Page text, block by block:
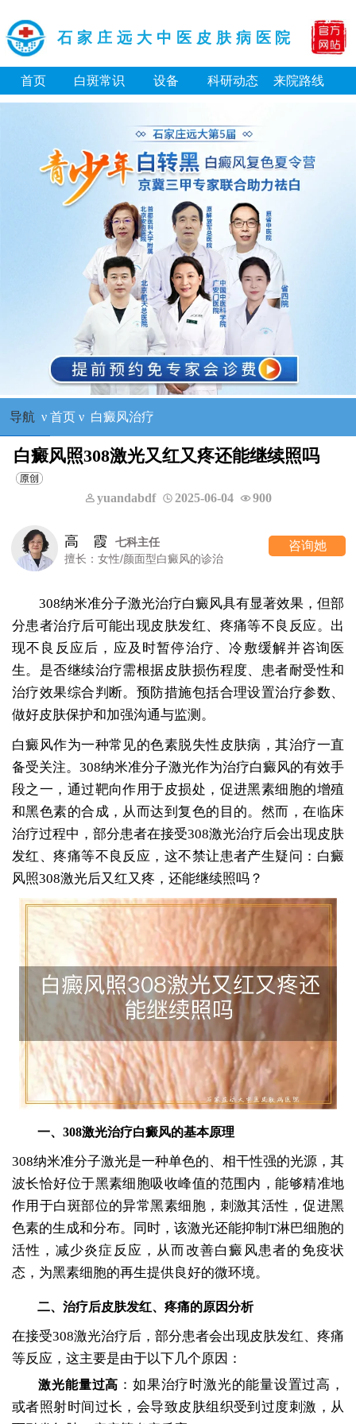
石家庄远大中医皮肤病医院
首页 白斑常识 设备 科研动态 来院路线
导航 ν 首页ν 白癜风治疗
白癜风照308激光又红又疼还能继续照吗
yuandabdf 2025-06-04 900
风的诊治
咨询她 王树申
一科主任
擅长：外科手术治
308纳米准分子激光治疗白癜风具有显著效果，但部
分患者治疗后可能出现皮肤发红、疼痛等不良反应。出
现不良反应后，应及时暂停治疗、冷敷缓解并咨询医
生。是否继续治疗需根据皮肤损伤程度、患者耐受性和
治疗效果综合判断。预防措施包括合理设置治疗参数、
做好皮肤保护和加强沟通与监测。
白癜风作为一种常见的色素脱失性皮肤病，其治疗一直
备受关注。308纳米准分子激光作为治疗白癜风的有效手
段之一，通过靶向作用于皮损处，促进黑素细胞的增殖
和黑色素的合成，从而达到复色的目的。然而，在临床
治疗过程中，部分患者在接受308激光治疗后会出现皮肤
发红、疼痛等不良反应，这不禁让患者产生疑问：白癜
风照308激光后又红又疼，还能继续照吗？
一、308激光治疗白癜风的基本原理
308纳米准分子激光是一种单色的、相干性强的光源，其
波长恰好位于黑素细胞吸收峰值的范围内，能够精准地
作用于白斑部位的异常黑素细胞，刺激其活性，促进黑
色素的生成和分布。同时，该激光还能抑制T淋巴细胞的
活性，减少炎症反应，从而改善白癜风患者的免疫状
态，为黑素细胞的再生提供良好的微环境。
二、治疗后皮肤发红、疼痛的原因分析
在接受308激光治疗后，部分患者会出现皮肤发红、疼痛
等反应，这主要是由于以下几个原因：
激光能量过高 ：如果治疗时激光的能量设置过高，
或者照射时间过长，会导致皮肤组织受到过度刺激，从